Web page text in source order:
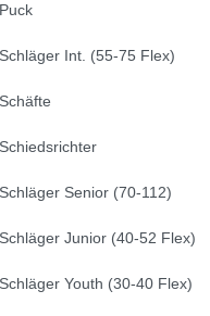
Puck
Schläger Int. (55-75 Flex)
Schäfte
Schiedsrichter
Schläger Senior (70-112)
Schläger Junior (40-52 Flex)
Schläger Youth (30-40 Flex)